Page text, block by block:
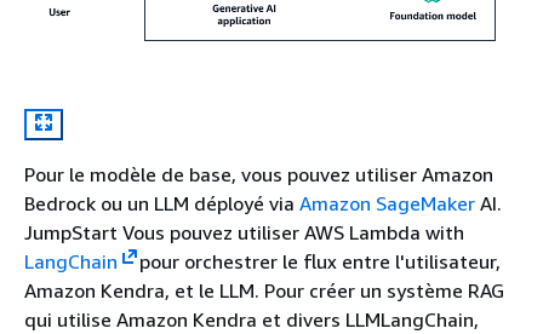
Pour le modèle de base, vous pouvez utiliser Amazon
Bedrock ou un LLM déployé via Amazon SageMaker AI.
JumpStart Vous pouvez utiliser AWS Lambda with
LangChain
pour orchestrer le flux entre l'utilisateur,
Amazon Kendra, et le LLM. Pour créer un système RAG
qui utilise Amazon Kendra et divers LLMLangChain,